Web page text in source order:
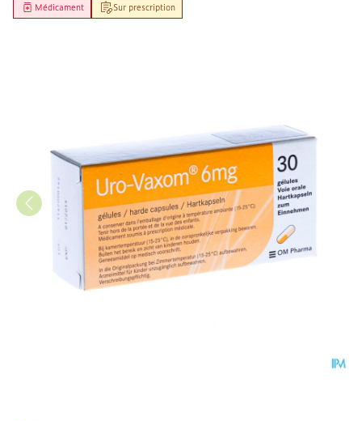
Sur prescription
Médicament